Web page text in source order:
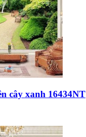
cây xanh 16434NT